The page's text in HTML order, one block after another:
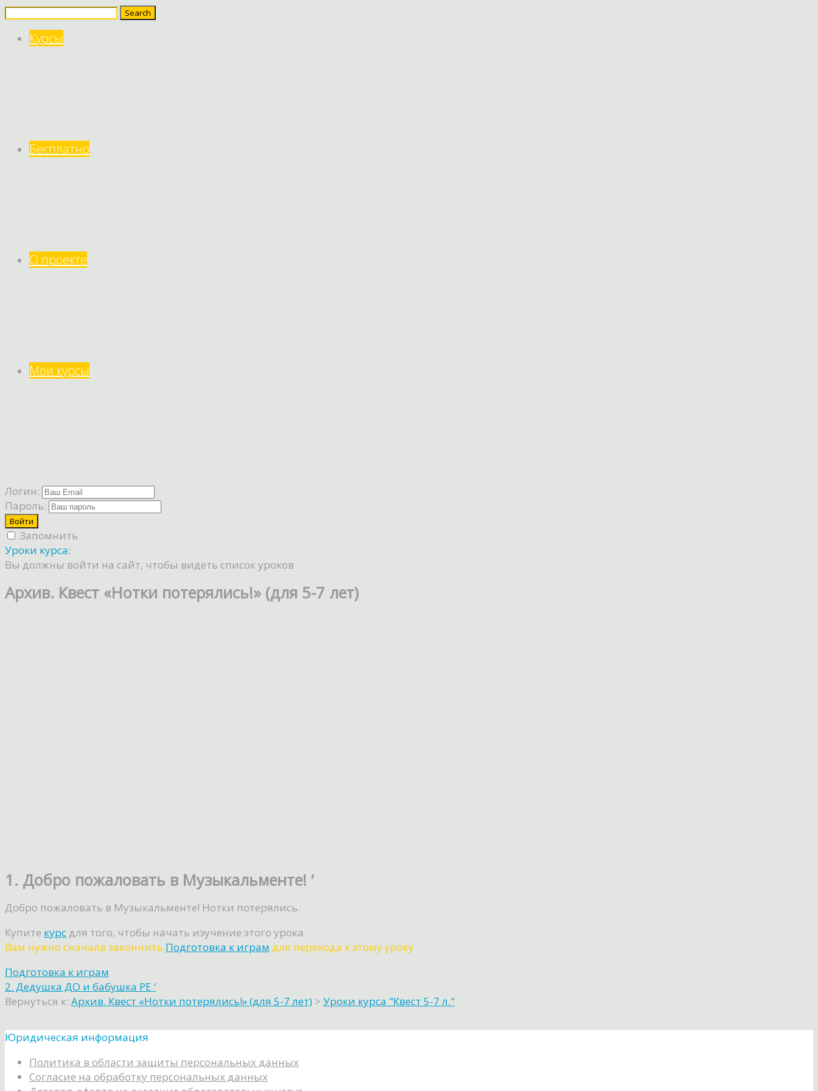
Search
Курсы
Бесплатно
О проекте
Мои курсы
Логин:
Пароль:
Запомнить
Уроки курса:
Вы должны войти на сайт, чтобы видеть список уроков
Архив. Квест «Нотки потерялись!» (для 5-7 лет)
1. Добро пожаловать в Музыкальменте! ‘
Добро пожаловать в Музыкальменте! Нотки потерялись.
Купите курс для того, чтобы начать изучение этого урока
Вам нужно сначала закончить Подготовка к играм для перехода к этому уроку
Подготовка к играм
2. Дедушка ДО и бабушка РЕ ‘
Вернуться к: Архив. Квест «Нотки потерялись!» (для 5-7 лет) > Уроки курса "Квест 5-7 л."
Юридическая информация
Политика в области защиты персональных данных
Согласие на обработку персональных данных